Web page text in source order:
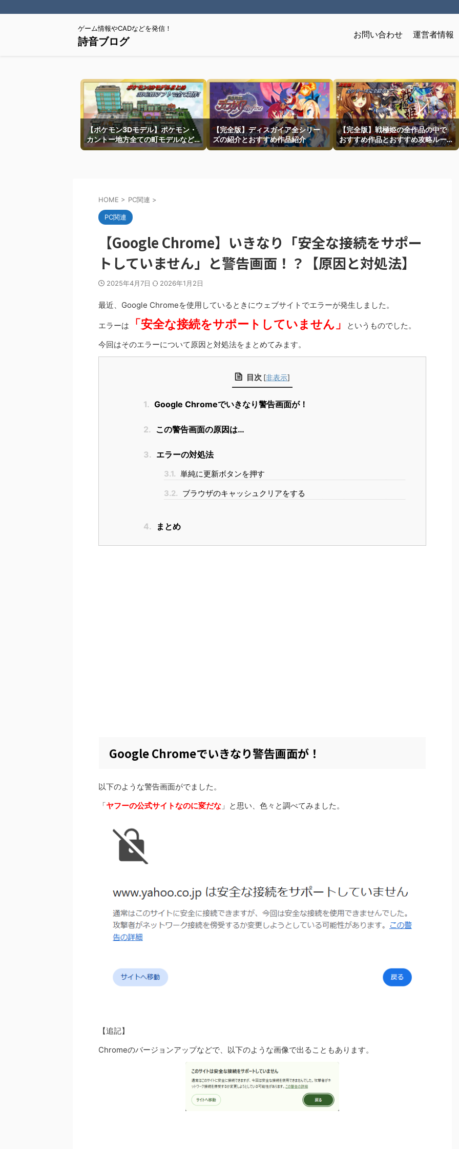
ゲーム情報やCADなどを発信！
詩音ブログ
お問い合わせ 運営者情報
【ポケモン3Dモデル】ポケモン・
カントー地方全ての町モデルなど
を紹介
【完全版】ディスガイア全シリー
ズの紹介とおすすめ作品紹介
【完全版】戦極姫の全作品の中で
おすすめ作品とおすすめ攻略ルー
トを一挙紹介
HOME > PC関連 >
PC関連
【Google Chrome】いきなり「安全な接続をサポー
トしていません」と警告画面！？【原因と対処法】
2025年4月7日 2026年1月2日
最近、Google Chromeを使用しているときにウェブサイトでエラーが発生しました。
エラーは 「安全な接続をサポートしていません」
というものでした。
今回はそのエラーについて原因と対処法をまとめてみます。
目次 [非表示]
1. Google Chromeでいきなり警告画面が！
2. この警告画面の原因は…
3. エラーの対処法
3.1. 単純に更新ボタンを押す
3.2. ブラウザのキャッシュクリアをする
4. まとめ
Google Chromeでいきなり警告画面が！
以下のような警告画面がでました。
「ヤフーの公式サイトなのに変だな 」と思い、色々と調べてみました。
【追記】
Chromeのバージョンアップなどで、以下のような画像で出ることもあります。